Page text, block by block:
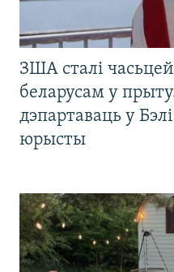
ЗША сталі
беларусам у
дэпартаваць у
юрысты